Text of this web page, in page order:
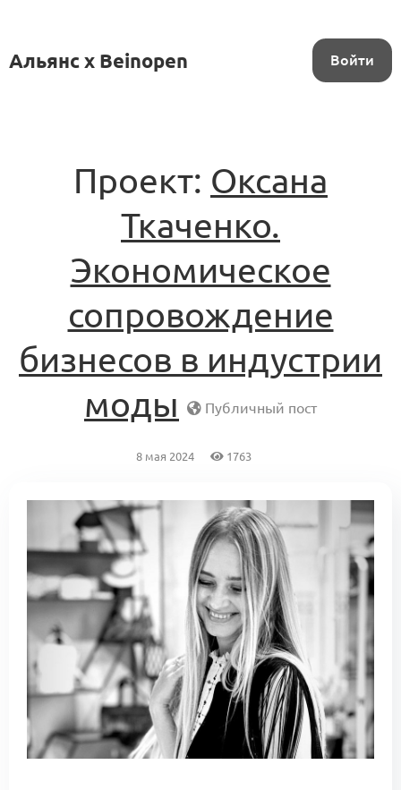
Альянс x Beinopen Войти
Проект: Оксана
Ткаченко.
Экономическое
сопровождение
бизнесов в индустрии
моды
Публичный пост
8 мая 2024 1763